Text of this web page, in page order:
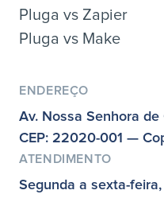
Pluga vs Zapier
Pluga vs Make
ENDEREÇO
Av. Nossa Senhora
CEP: 22020-001 —
ATENDIMENTO
Segunda a sexta-feira,